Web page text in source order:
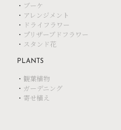
・ ブーケ
・ アレンジメント
・ ドライフラワー
・ プリザーブドフラワー
・ スタンド花
PLANTS
・ 観葉植物
・ ガーデニング
・ 寄せ植え